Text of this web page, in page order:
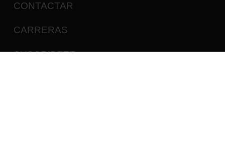
CONTACTAR
CARRERAS
SUSCRIBETE